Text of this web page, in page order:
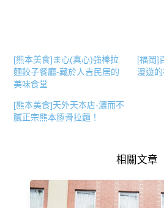
[熊本美食]ま心(真心)強棒拉
麵餃子餐廳-藏於人吉民居的
美味食堂
[福岡]
漫遊
[熊本美食]天外天本店-濃而不
膩正宗熊本豚骨拉麵！
相關文章